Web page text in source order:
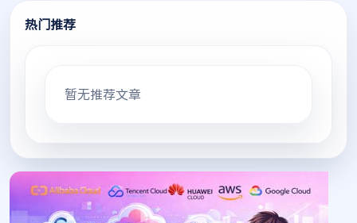
热门推荐
暂无推荐文章